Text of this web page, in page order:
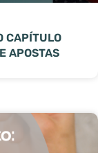
CAPÍTULO
APOSTAS